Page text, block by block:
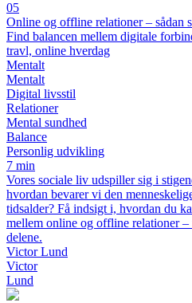
05
Online og offline relationer – sådan
Find balancen mellem digitale
travl, online hverdag
Mentalt
Mentalt
Digital livsstil
Relationer
Mental sundhed
Balance
Personlig udvikling
7 min
Vores sociale liv udspiller sig i
hvordan bevarer vi den
tidsalder? Få indsigt i, hvordan du
mellem online og offline relationer
delene.
Victor Lund
Victor
Lund